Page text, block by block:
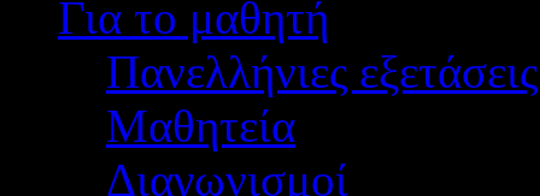
Για το μαθητή
Πανελλήνιες εξετάσεις
Μαθητεία
Διαγωνισμοί